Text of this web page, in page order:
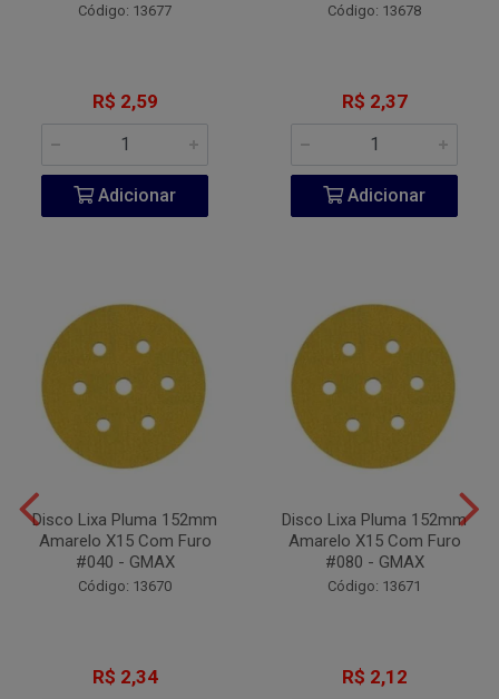
Código: 13677
R$ 2,59
Adicionar
Código: 13678
R$ 2,37
Adicionar
Disco Lixa Pluma 152mm
Amarelo X15 Com Furo
#040 - GMAX
Código: 13670
R$ 2,34
Disco Lixa Pluma 152mm
Amarelo X15 Com Furo
#080 - GMAX
Código: 13671
R$ 2,12